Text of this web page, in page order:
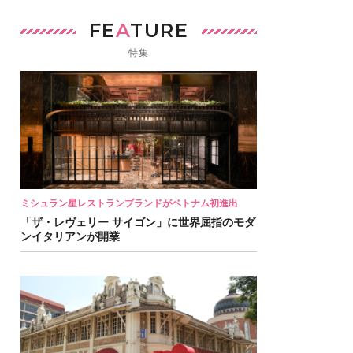
FEATURE
特集
ミシュラン星レストランブランドがベトナム初進出
「ザ・レヴェリー サイゴン」に世界屈指のモダ
ンイタリアンが開業